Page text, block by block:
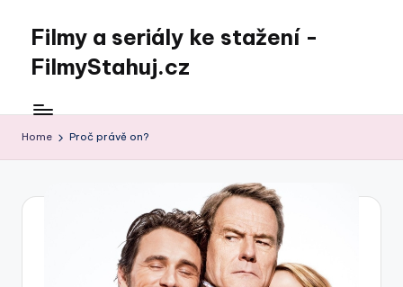
content
Filmy a seriály ke stažení -
FilmyStahuj.cz
Home Proč právě on?